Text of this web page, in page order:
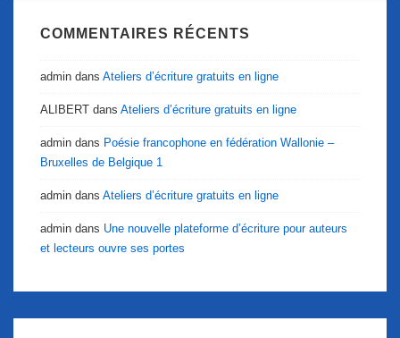
COMMENTAIRES RÉCENTS
admin dans Ateliers d’écriture gratuits en ligne
ALIBERT dans Ateliers d’écriture gratuits en ligne
admin dans Poésie francophone en fédération Wallonie –
Bruxelles de Belgique 1
admin dans Ateliers d’écriture gratuits en ligne
admin dans Une nouvelle plateforme d’écriture pour auteurs
et lecteurs ouvre ses portes